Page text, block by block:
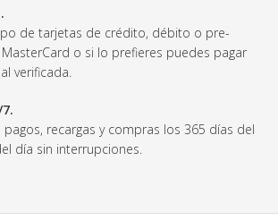
de tarjetas de crédito, débito o pre-
o si lo prefieres puedes pagar
verificada.
pagos, recargas y compras los 365 días del
día sin interrupciones.